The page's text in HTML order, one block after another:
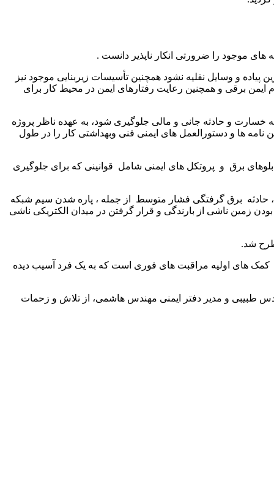
موجود را ضرورتی انکار ناپذیر دانست .
و وسایل نقلیه نشود همچنین تأسیسات زیربنایی موجود نیز
ایمن برقی و همچنین رعایت رفتارهای ایمن در محیط کار برای
خسارت و حادثه جانی و مالی جلوگیری شود، به عهده ناظر پروژه
نامه ها و دستورالعمل های ایمنی فنی وبهداشتی کار را در طول
برق و پروتکل های ایمنی شامل قوانینی که برای جلوگیری
، حادثه برق گرفتگی فشار متوسط از جمله ، پاره شدن سیم شبکه
محل به دلیل خیس بودن زمین ناشی از بارندگی و قرار گرفتن در میدان الکتریکی ناشی
شد.
: کمک های اولیه مراقبت های فوری است که به یک فرد آسیب دیده
طبیبی و مدیر دفتر ایمنی مهندس هاشمی، از تلاش و زحمات